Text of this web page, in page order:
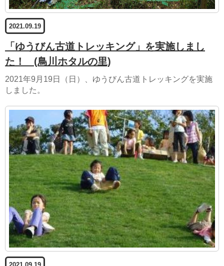
2021.09.19
「ゆうびん古道トレッキング」を実施しまし
た！ (鳥川ホタルの里)
2021年9月19日（日）、ゆうびん古道トレッキングを実施
しました。